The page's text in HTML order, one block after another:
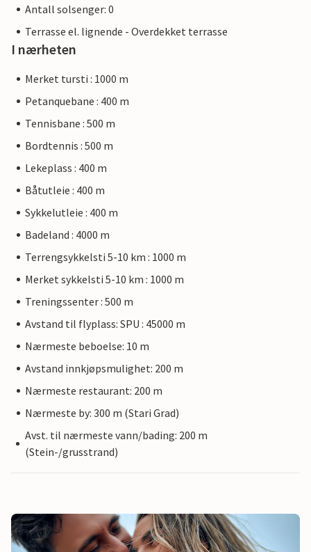
Antall solsenger: 0
Terrasse el. lignende - Overdekket terrasse
I nærheten
Merket tursti : 1000 m
Petanquebane : 400 m
Tennisbane : 500 m
Bordtennis : 500 m
Lekeplass : 400 m
Båtutleie : 400 m
Sykkelutleie : 400 m
Badeland : 4000 m
Terrengsykkelsti 5-10 km : 1000 m
Merket sykkelsti 5-10 km : 1000 m
Treningssenter : 500 m
Avstand til flyplass: SPU : 45000 m
Nærmeste beboelse: 10 m
Avstand innkjøpsmulighet: 200 m
Nærmeste restaurant: 200 m
Nærmeste by: 300 m (Stari Grad)
Avst. til nærmeste vann/bading: 200 m
(Stein-/grusstrand)